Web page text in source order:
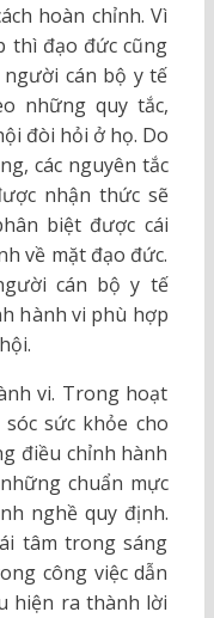
hoàn chỉnh. Vì
thì đạo đức cũng
cán bộ y tế
những quy tắc,
đòi hỏi ở họ. Do
các nguyên tắc
nhận thức sẽ
biệt được cái
về mặt đạo đức.
cán bộ y tế
hành vi phù hợp
vi. Trong hoạt
sức khỏe cho
điều chỉnh hành
chuẩn mực
nghề quy định.
tâm trong sáng
công việc dẫn
hiện ra thành lời